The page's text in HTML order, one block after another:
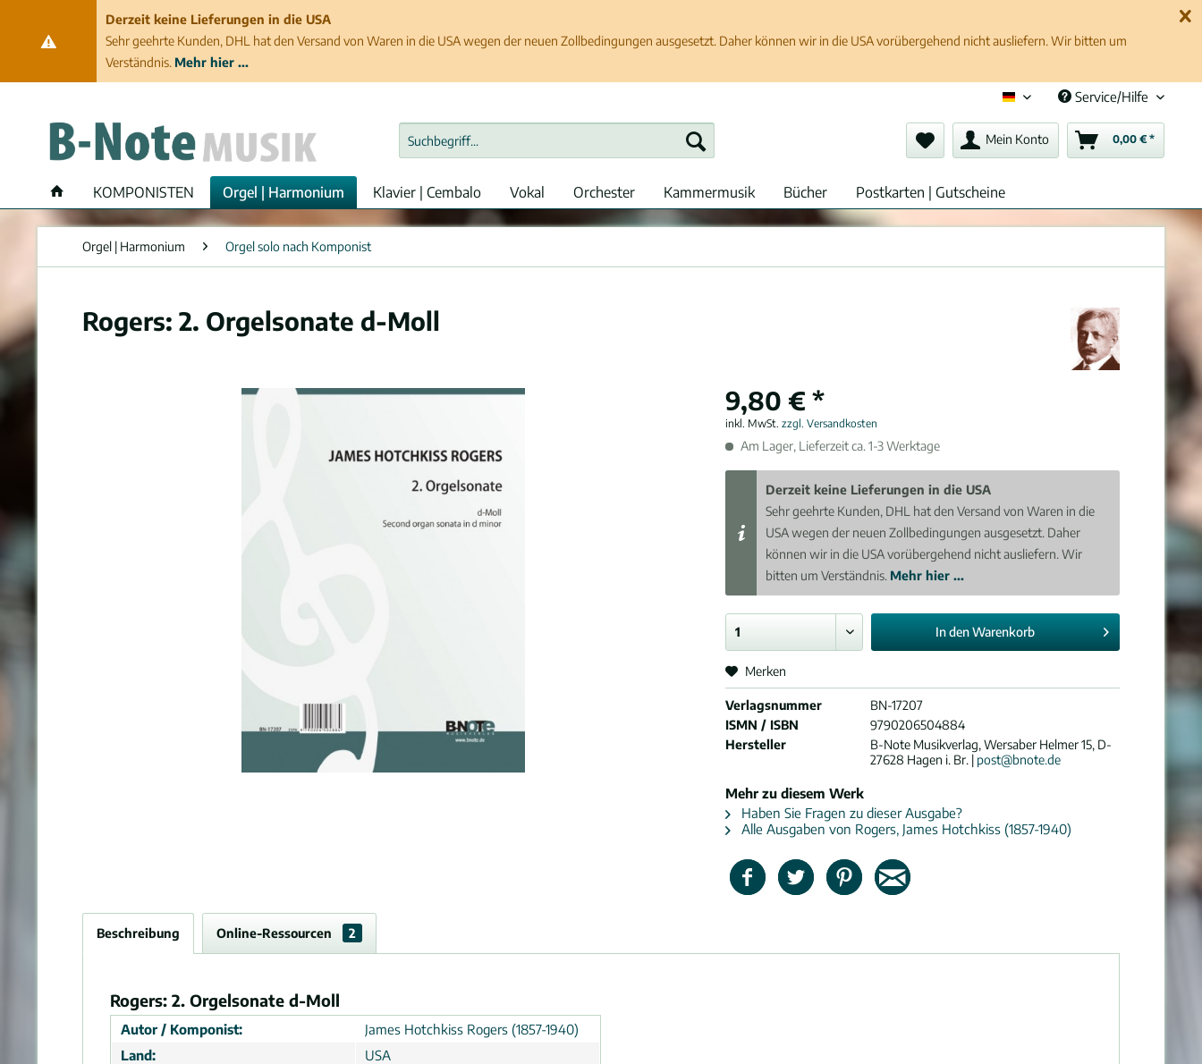
Derzeit keine Lieferungen in die USA
Sehr geehrte Kunden, DHL hat den Versand von Waren in die USA wegen der neuen Zollbedingungen ausgesetzt. Daher können wir in die USA vorübergehend nicht ausliefern. Wir bitten um
Verständnis. Mehr hier ...
Deutsch (de)
Service/Hilfe
Mein Konto 0,00 € *
KOMPONISTEN Orgel | Harmonium Klavier | Cembalo Vokal Orchester Kammermusik Bücher Postkarten | Gutscheine
Orgel | Harmonium Orgel solo nach Komponist
Rogers: 2. Orgelsonate d-Moll
9,80 € *
inkl. MwSt.zzgl. Versandkosten
Am Lager, Lieferzeit ca. 1-3 Werktage
Derzeit keine Lieferungen in die USA
Sehr geehrte Kunden, DHL hat den Versand von Waren in die
USA wegen der neuen Zollbedingungen ausgesetzt. Daher
können wir in die USA vorübergehend nicht ausliefern. Wir
bitten um Verständnis. Mehr hier ...
In denWarenkorb
Merken
Verlagsnummer
BN-17207
ISMN / ISBN
9790206504884
Hersteller
B-Note Musikverlag, Wersaber Helmer 15, D-
27628 Hagen i. Br. | post@bnote.de
Mehr zu diesem Werk
Haben Sie Fragen zu dieser Ausgabe?
Alle Ausgaben von Rogers, James Hotchkiss (1857-1940)
Beschreibung Online-Ressourcen 2
Rogers: 2. Orgelsonate d-Moll
Autor / Komponist:
James Hotchkiss Rogers (1857-1940)
Land:
USA